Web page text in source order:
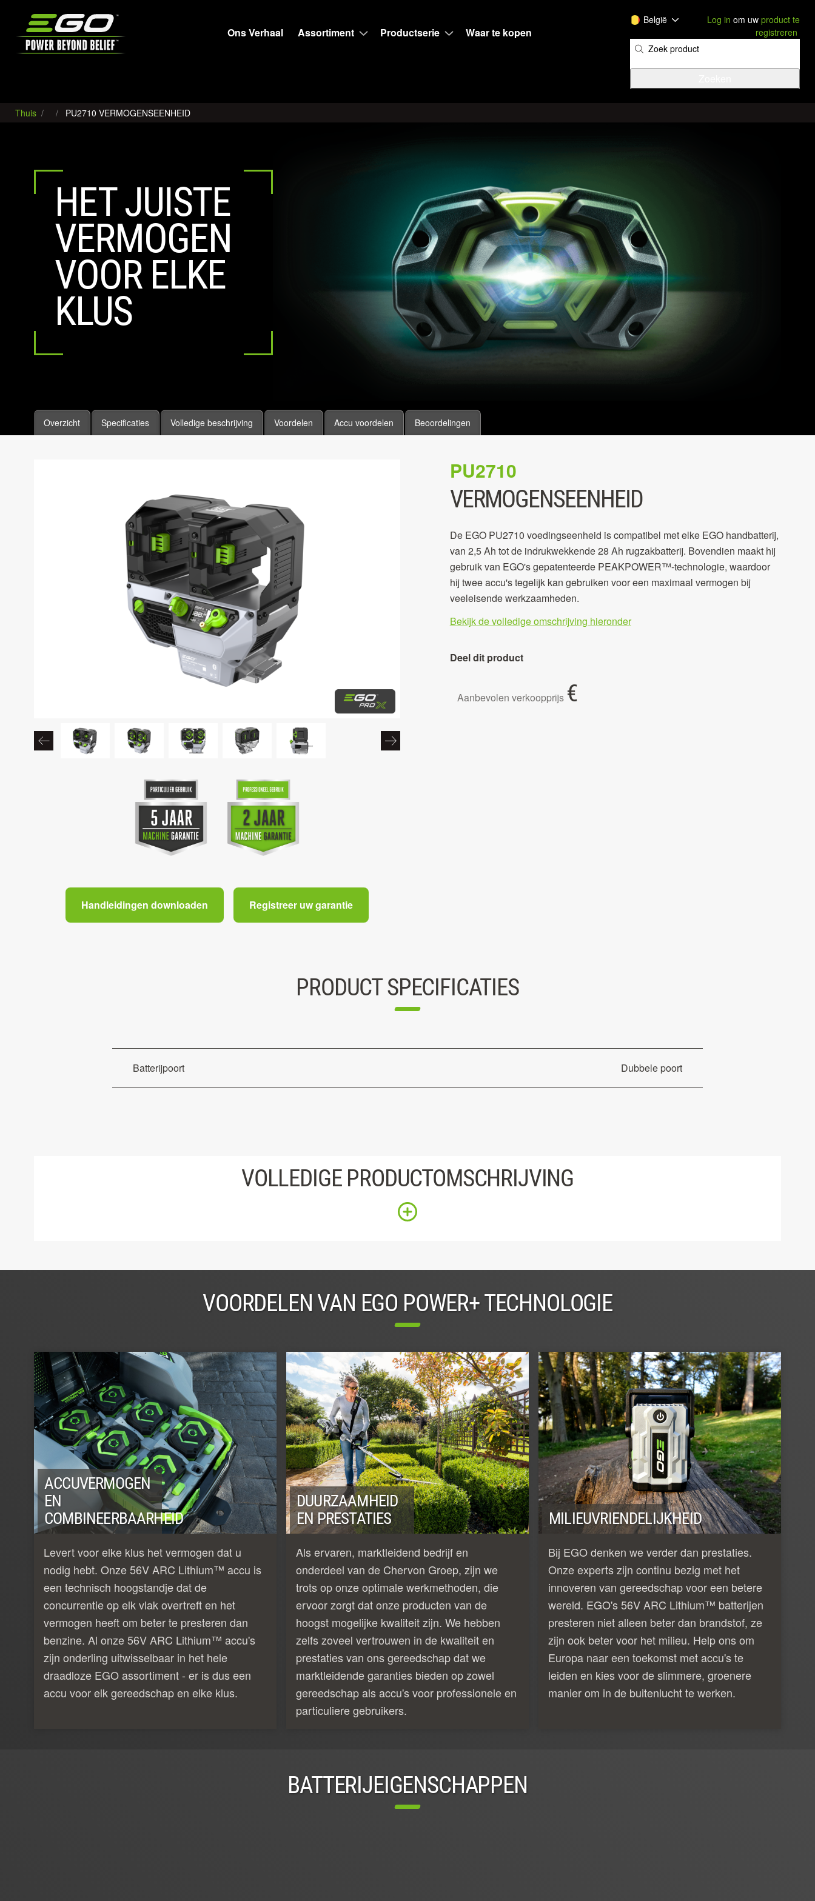
Ons Verhaal
Assortiment Productserie Waar te kopen
België Log in om uw product te
registreren
Thuis PU2710 VERMOGENSEENHEID
HET JUISTE
VERMOGEN
VOOR ELKE
KLUS
Overzicht Specificaties Volledige beschrijving Voordelen Accu voordelen Beoordelingen
Handleidingen downloaden Registreer uw garantie
PU2710
VERMOGENSEENHEID
De EGO PU2710 voedingseenheid is compatibel met elke EGO handbatterij,
van 2,5 Ah tot de indrukwekkende 28 Ah rugzakbatterij. Bovendien maakt hij
gebruik van EGO's gepatenteerde PEAKPOWER™-technologie, waardoor
hij twee accu's tegelijk kan gebruiken voor een maximaal vermogen bij
veeleisende werkzaamheden.
Bekijk de volledige omschrijving hieronder
Deel dit product
Aanbevolen verkoopprijs €
PRODUCT SPECIFICATIES
Batterijpoort Dubbele poort
VOLLEDIGE PRODUCTOMSCHRIJVING
VOORDELEN VAN EGO POWER+ TECHNOLOGIE
ACCUVERMOGEN
EN
COMBINEERBAARHEID
Levert voor elke klus het vermogen dat u
nodig hebt. Onze 56V ARC Lithium™ accu is
een technisch hoogstandje dat de
concurrentie op elk vlak overtreft en het
vermogen heeft om beter te presteren dan
benzine. Al onze 56V ARC Lithium™ accu's
zijn onderling uitwisselbaar in het hele
draadloze EGO assortiment - er is dus een
accu voor elk gereedschap en elke klus.
DUURZAAMHEID
EN PRESTATIES
Als ervaren, marktleidend bedrijf en
onderdeel van de Chervon Groep, zijn we
trots op onze optimale werkmethoden, die
ervoor zorgt dat onze producten van de
hoogst mogelijke kwaliteit zijn. We hebben
zelfs zoveel vertrouwen in de kwaliteit en
prestaties van ons gereedschap dat we
marktleidende garanties bieden op zowel
gereedschap als accu's voor professionele en
particuliere gebruikers.
MILIEUVRIENDELIJKHEID
Bij EGO denken we verder dan prestaties.
Onze experts zijn continu bezig met het
innoveren van gereedschap voor een betere
wereld. EGO's 56V ARC Lithium™ batterijen
presteren niet alleen beter dan brandstof, ze
zijn ook beter voor het milieu. Help ons om
Europa naar een toekomst met accu's te
leiden en kies voor de slimmere, groenere
manier om in de buitenlucht te werken.
BATTERIJEIGENSCHAPPEN